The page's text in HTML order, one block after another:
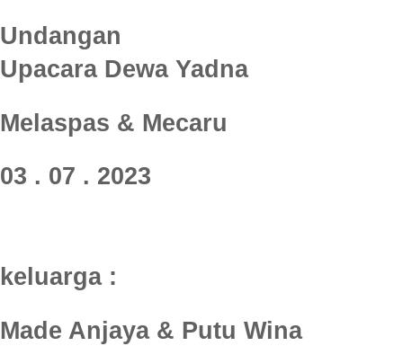
Undangan
Upacara Dewa Yadna
Melaspas & Mecaru
03 . 07 . 2023
keluarga :
Made Anjaya & Putu Wina